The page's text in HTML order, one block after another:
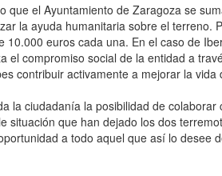
que el Ayuntamiento de Zaragoza se
la ayuda humanitaria sobre el terreno.
10.000 euros cada una. En el caso de
el compromiso social de la entidad a
contribuir activamente a mejorar la vida
la ciudadanía la posibilidad de
situación que han dejado los dos
a todo aquel que así lo desee